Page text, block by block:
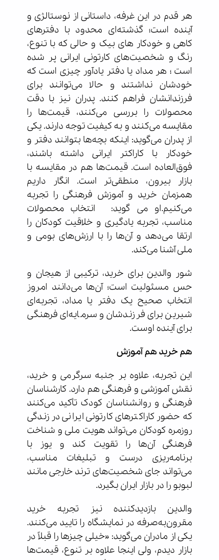
هر قدم در این غرفه، داستانی از نوستالژی و
آینده است؛ گذشته‌ای محدود با دفترهای
کاهی و خودکار های بیک و حالی که با تنوع،
رنگ و شخصیت‌های کارتونی ایرانی پر شده
است ؛ هر مداد یا دفتر یادآور چیزی است که
خودشان نداشتند و حالا می‌توانند برای
فرزندانشان فراهم کنند. پدران نیز با دقت
محصولات را بررسی می‌کنند، قیمت‌ها را
مقایسه می‌کنند و به کیفیت توجه دارند. یکی
از پدران می‌گوید: اینکه بچه‌ها بتوانند دفتر و
خودکار با کاراکتر ایرانی داشته باشند،
فوق‌العاده است. قیمت‌ها هم در مقایسه با
بازار بیرون، منطقی‌تر است. انگار داریم
همزمان خرید و آموزش فرهنگی را تجربه
می‌کنیم.او می گوید: انتخاب محصولات
مناسب، تجربه یادگیری و خلاقیت کودکان را
ارتقا می‌دهد و آن‌ها را با ارزش‌های بومی و
ملی آشنا می‌کند.
شور والدین برای خرید، ترکیبی از هیجان و
حس مسئولیت است؛ آن‌ها می‌دانند امروز
انتخاب صحیح یک دفتر یا مداد، تجربه‌ای
شیرین برای فرزندشان و سرمایه‌ای فرهنگی
برای آینده اوست.
هم خرید هم آموزش
این تجربه، علاوه بر جنبه سرگرمی و خرید،
نقش آموزشی و فرهنگی هم دارد. کارشناسان
فرهنگی و روانشناسان کودک تأکید می‌کنند
که حضور کاراکترهای کارتونی ایرانی در زندگی
روزمره کودکان می‌تواند هویت ملی و شناخت
فرهنگی آن‌ها را تقویت کند و یوز با
برنامه‌ریزی درست و تبلیغات مناسب،
می‌تواند جای شخصیت‌های ترند خارجی مانند
لبوبو را در بازار ایران بگیرد.
والدین بازدیدکننده نیز تجربه خرید
مقرون‌به‌صرفه در نمایشگاه را تایید می‌کنند.
یکی از مادران می‌گوید: «خیلی چیزها را قبلاً در
بازار دیدم، ولی اینجا علاوه بر تنوع، قیمت‌ها